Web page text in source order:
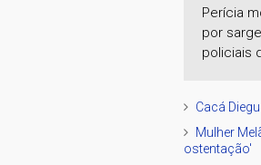
Perícia
por
policiais
Cacá
Mulher
ostentação'